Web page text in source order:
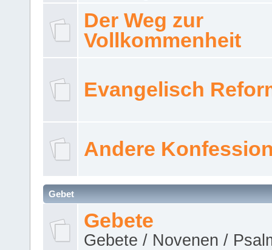
Der Weg zur
Vollkommenheit
Evangelisch
Andere
Gebet
Gebete
Gebete / Novenen /